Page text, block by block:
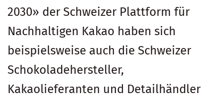
2030» der Schweizer Plattform für
Nachhaltigen Kakao haben sich
beispielsweise auch die Schweizer
Schokoladehersteller,
Kakaolieferanten und Detailhändler